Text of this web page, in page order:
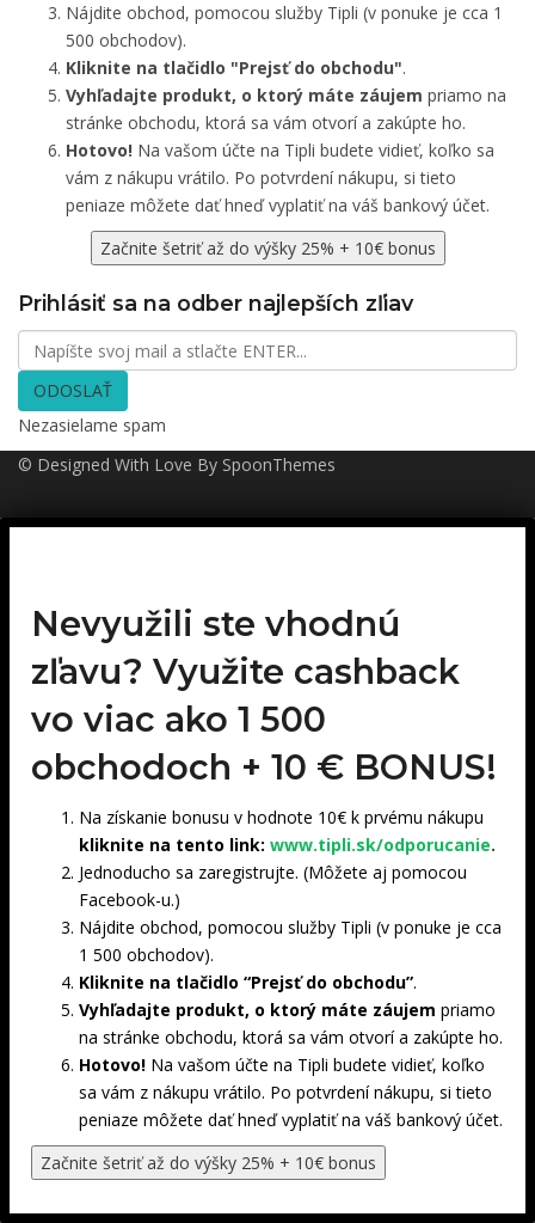
Nájdite obchod, pomocou služby Tipli (v ponuke je cca 1
500 obchodov).
Kliknite na tlačidlo "Prejsť do obchodu".
Vyhľadajte produkt, o ktorý máte záujem priamo na
stránke obchodu, ktorá sa vám otvorí a zakúpte ho.
Hotovo! Na vašom účte na Tipli budete vidieť, koľko sa
vám z nákupu vrátilo. Po potvrdení nákupu, si tieto
peniaze môžete dať hneď vyplatiť na váš bankový účet.
Začnite šetriť až do výšky 25% + 10€ bonus
Prihlásiť sa na odber najlepších zľiav
ODOSLAŤ
Nezasielame spam
© Designed With Love By SpoonThemes
Nevyužili ste vhodnú
zľavu? Využite cashback
vo viac ako 1 500
obchodoch + 10 € BONUS!
Na získanie bonusu v hodnote 10€ k prvému nákupu
kliknite na tento link: www.tipli.sk/odporucanie.
Jednoducho sa zaregistrujte. (Môžete aj pomocou
Facebook-u.)
Nájdite obchod, pomocou služby Tipli (v ponuke je cca
1 500 obchodov).
Kliknite na tlačidlo “Prejsť do obchodu”.
Vyhľadajte produkt, o ktorý máte záujem priamo
na stránke obchodu, ktorá sa vám otvorí a zakúpte ho.
Hotovo! Na vašom účte na Tipli budete vidieť, koľko
sa vám z nákupu vrátilo. Po potvrdení nákupu, si tieto
peniaze môžete dať hneď vyplatiť na váš bankový účet.
Začnite šetriť až do výšky 25% + 10€ bonus